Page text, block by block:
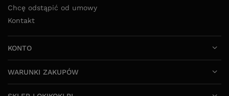
Chcę odstąpić od umowy
Kontakt
KONTO
WARUNKI ZAKUPÓW